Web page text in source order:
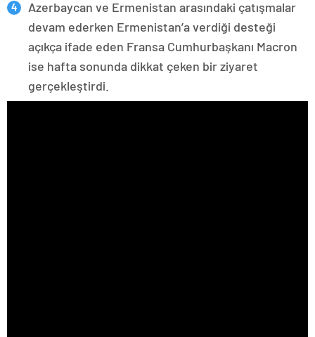
Azerbaycan ve Ermenistan arasındaki çatışmalar
devam ederken Ermenistan’a verdiği desteği
açıkça ifade eden Fransa Cumhurbaşkanı Macron
ise hafta sonunda dikkat çeken bir ziyaret
gerçekleştirdi.